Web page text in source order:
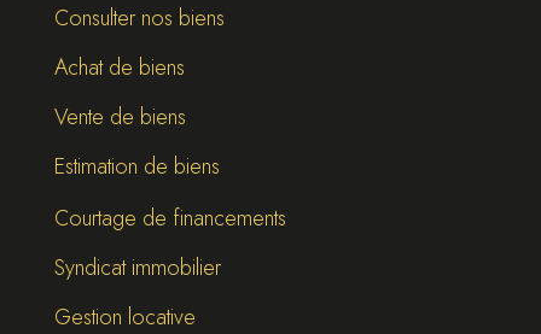
Consulter nos biens
Achat de biens
Vente de biens
Estimation de biens
Courtage de financements
Syndicat immobilier
Gestion locative